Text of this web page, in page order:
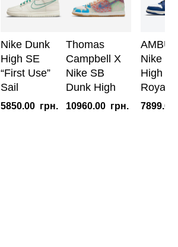
Nike Dunk
High SE
“First Use”
Sail
5850.00 грн.
Thomas
Campbell X
Nike SB
Dunk High
10960.00 грн.
Nike
High
Royal’
7899.00